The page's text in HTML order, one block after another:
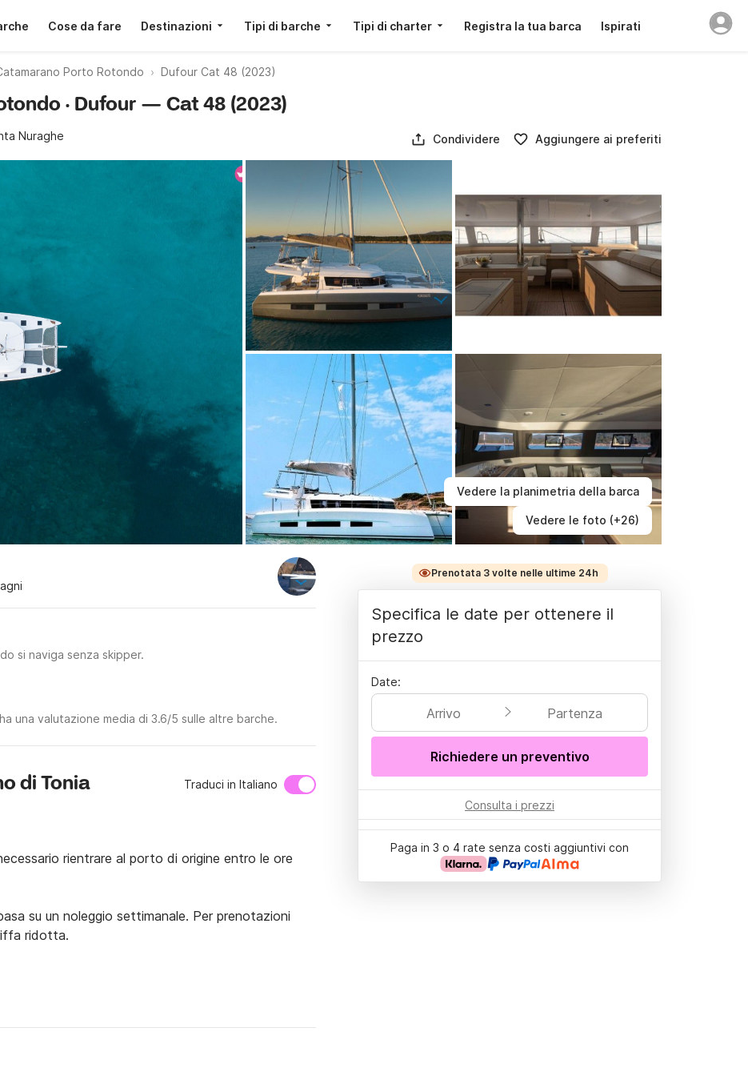
Cose da fare Destinazioni Tipi di barche Tipi di charter Registra la tua barca Ispirati
Porto Rotondo Dufour Cat 48 (2023)
Vedere la planimetria della barca
Vedere le foto (+26)
· Dufour — Cat 48 (2023)
Nuraghe Condividere Aggiungere ai preferiti
si naviga senza skipper.
una valutazione media di 3.6/5 sulle altre barche.
di Tonia Traduci in Italiano
rientrare al porto di origine entro le ore
su un noleggio settimanale. Per prenotazioni
ridotta.
della scelta della candidatura.
Prenotata 3 volte nelle ultime 24h
Specifica le date per ottenere il
prezzo
Date:
Arrivo Partenza
Richiedere un preventivo
Consulta i prezzi
Paga in 3 o 4 rate senza costi aggiuntivi con